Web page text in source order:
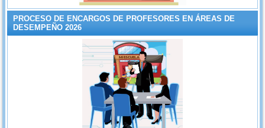
PROCESO DE ENCARGOS DE PROFESORES EN ÁREAS DE
DESEMPEÑO 2026